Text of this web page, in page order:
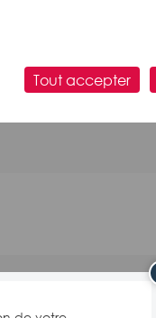
Tout accepter